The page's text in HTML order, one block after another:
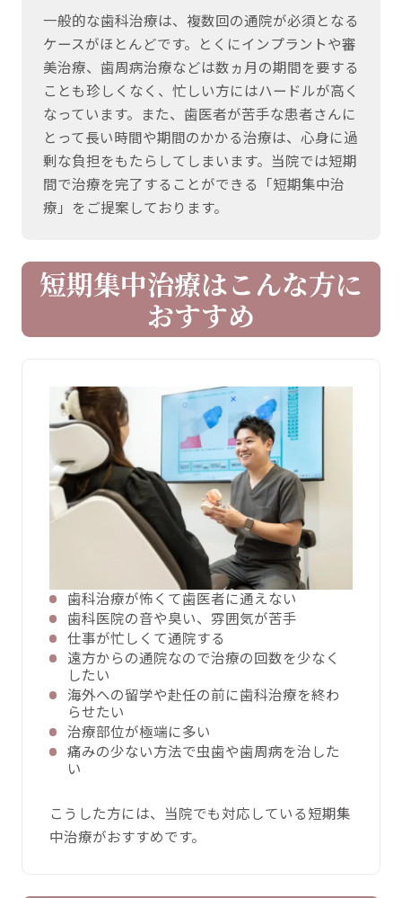
一般的な歯科治療は、複数回の通院が必須となる
ケースがほとんどです。とくにインプラントや審
美治療、歯周病治療などは数ヵ月の期間を要する
ことも珍しくなく、忙しい方にはハードルが高く
なっています。また、歯医者が苦手な患者さんに
とって長い時間や期間のかかる治療は、心身に過
剰な負担をもたらしてしまいます。当院では短期
間で治療を完了することができる「短期集中治
療」をご提案しております。
短期集中治療はこんな方に
おすすめ
歯科治療が怖くて歯医者に通えない
歯科医院の音や臭い、雰囲気が苦手
仕事が忙しくて通院する
遠方からの通院なので治療の回数を少なく
したい
海外への留学や赴任の前に歯科治療を終わ
らせたい
治療部位が極端に多い
痛みの少ない方法で虫歯や歯周病を治した
い
こうした方には、当院でも対応している短期集
中治療がおすすめです。